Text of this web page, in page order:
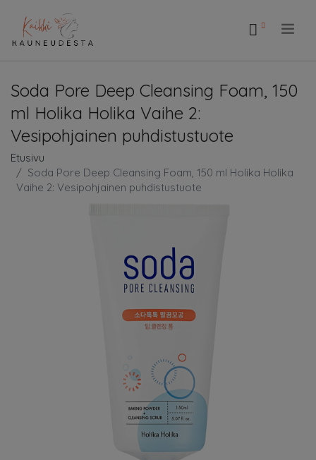
Soda Pore Deep Cleansing Foam, 150
ml Holika Holika Vaihe 2:
Vesipohjainen puhdistustuote
Etusivu
Soda Pore Deep Cleansing Foam, 150 ml Holika Holika
Vaihe 2: Vesipohjainen puhdistustuote